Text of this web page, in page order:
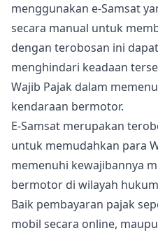
menggunakan e-Samsat
secara manual untuk
dengan terobosan ini
menghindari keadaan
Wajib Pajak dalam
kendaraan bermotor.
E-Samsat merupakan
untuk memudahkan para
memenuhi kewajibannya
bermotor di wilayah
Baik pembayaran pajak
mobil secara online,